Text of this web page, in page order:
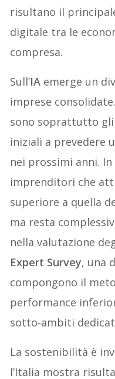
risultano il
digitale tra le
compresa.
Sull’IA emerge un
imprese
sono soprattutto
iniziali a prevedere
nei prossimi anni.
imprenditori che
superiore a quella
ma resta
nella valutazione
Expert Survey, una
compongono il
performance
sotto-ambiti
La sostenibilità è
l’Italia mostra